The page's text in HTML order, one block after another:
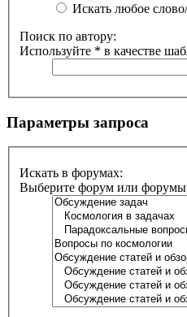
Искать любое
Поиск по автору:
Используйте * в качестве
Параметры запроса
Искать в форумах:
Выберите форум или